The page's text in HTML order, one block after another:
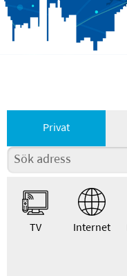
Privat
TV Internet